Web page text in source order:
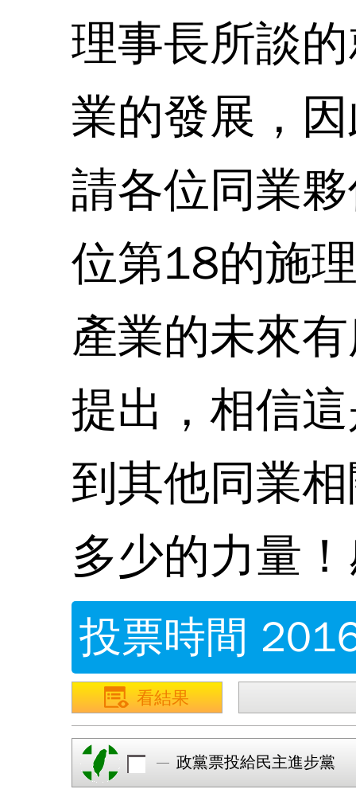
理事長所談
業的發展，
請各位同業
位第18的施
產業的未來
提出，相信
到其他同業
多少的力量
投票時間
看結果
政黨票投給民主進步黨